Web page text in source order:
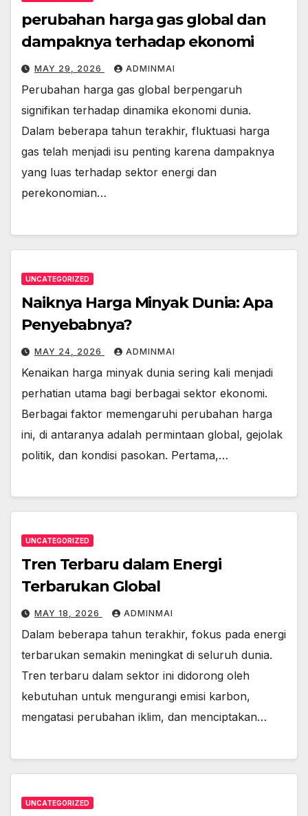
perubahan harga gas global dan
dampaknya terhadap ekonomi
MAY 29, 2026 ADMINMAI
Perubahan harga gas global berpengaruh
signifikan terhadap dinamika ekonomi dunia.
Dalam beberapa tahun terakhir, fluktuasi harga
gas telah menjadi isu penting karena dampaknya
yang luas terhadap sektor energi dan
perekonomian…
UNCATEGORIZED
Naiknya Harga Minyak Dunia: Apa
Penyebabnya?
MAY 24, 2026 ADMINMAI
Kenaikan harga minyak dunia sering kali menjadi
perhatian utama bagi berbagai sektor ekonomi.
Berbagai faktor memengaruhi perubahan harga
ini, di antaranya adalah permintaan global, gejolak
politik, dan kondisi pasokan. Pertama,…
UNCATEGORIZED
Tren Terbaru dalam Energi
Terbarukan Global
MAY 18, 2026 ADMINMAI
Dalam beberapa tahun terakhir, fokus pada energi
terbarukan semakin meningkat di seluruh dunia.
Tren terbaru dalam sektor ini didorong oleh
kebutuhan untuk mengurangi emisi karbon,
mengatasi perubahan iklim, dan menciptakan…
UNCATEGORIZED